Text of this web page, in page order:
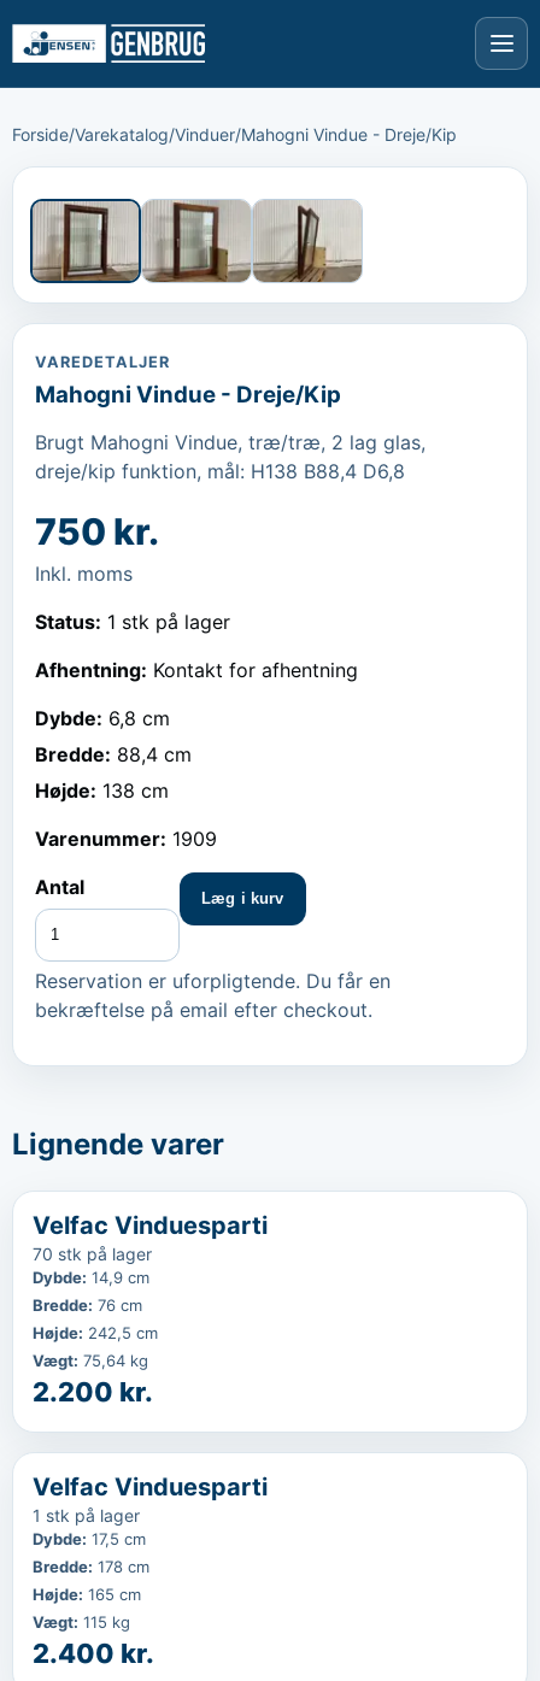
Forside/Varekatalog/Vinduer/Mahogni Vindue - Dreje/Kip
VAREDETALJER
Mahogni Vindue - Dreje/Kip
Brugt Mahogni Vindue, træ/træ, 2 lag glas,
dreje/kip funktion, mål: H138 B88,4 D6,8
750 kr.
Inkl. moms
Status: 1 stk på lager
Afhentning: Kontakt for afhentning
Dybde: 6,8 cm
Bredde: 88,4 cm
Højde: 138 cm
Varenummer: 1909
Antal
Læg i kurv
Reservation er uforpligtende. Du får en
bekræftelse på email efter checkout.
Lignende varer
‹
Velfac Vinduesparti
70 stk på lager
Dybde: 14,9 cm
Bredde: 76 cm
Højde: 242,5 cm
Vægt: 75,64 kg
2.200 kr.
‹
Velfac Vinduesparti
1 stk på lager
Dybde: 17,5 cm
Bredde: 178 cm
Højde: 165 cm
Vægt: 115 kg
2.400 kr.